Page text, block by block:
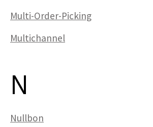
Multi-Order-Picking
Multichannel
N
Nullbon